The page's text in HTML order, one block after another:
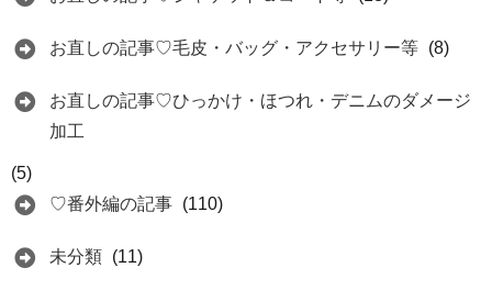
お直しの記事♡毛皮・バッグ・アクセサリー等 (8)
お直しの記事♡ひっかけ・ほつれ・デニムのダメージ
加工
(5)
♡番外編の記事 (110)
未分類 (11)